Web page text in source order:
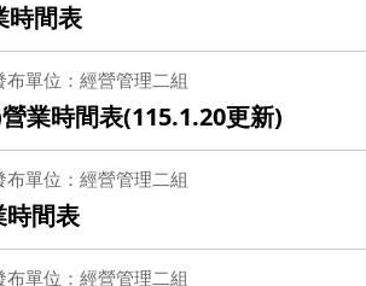
時間表
布單位：經營管理二組
業時間表(115.1.20更新)
布單位：經營管理二組
間表
布單位：經營管理二組